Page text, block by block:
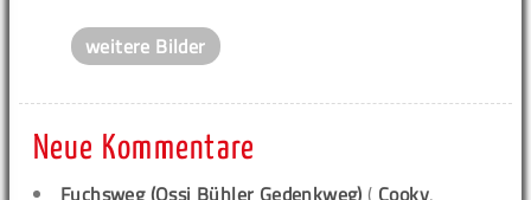
weitere Bilder
Neue Kommentare
Fuchsweg (Ossi Bühler Gedenkweg) ( Cooky,